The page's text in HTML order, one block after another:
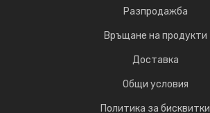
Разпродажба
Връщане на продукти
Доставка
Общи условия
Политика за бисквитки